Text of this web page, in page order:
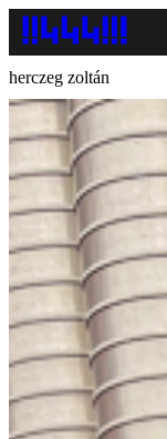
herczeg zoltán